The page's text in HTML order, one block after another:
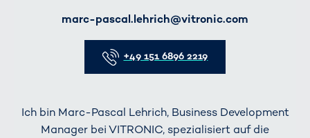
marc-pascal.lehrich@vitronic.com
+49 151 6896 2219
Ich bin Marc-Pascal Lehrich, Business Development
Manager bei VITRONIC, spezialisiert auf die